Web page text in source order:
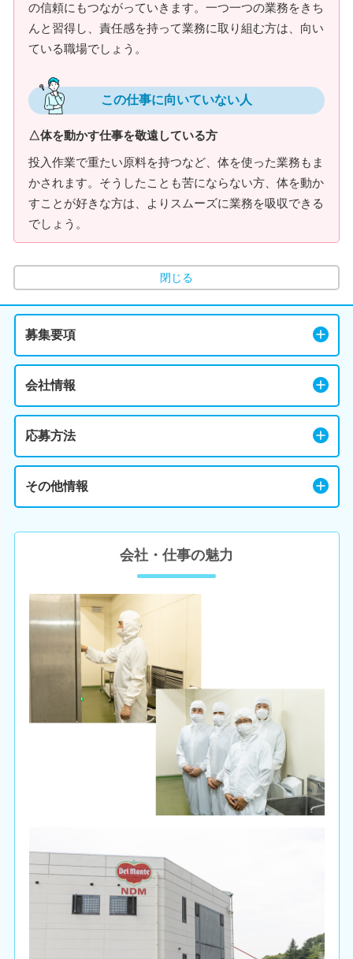
の信頼にもつながっていきます。一つ一つの業務をきち
んと習得し、責任感を持って業務に取り組む方は、向い
ている職場でしょう。
この仕事に向いていない人
△体を動かす仕事を敬遠している方
投入作業で重たい原料を持つなど、体を使った業務もま
かされます。そうしたことも苦にならない方、体を動か
すことが好きな方は、よりスムーズに業務を吸収できる
でしょう。
閉じる
募集要項
会社情報
応募方法
その他情報
会社・仕事の魅力